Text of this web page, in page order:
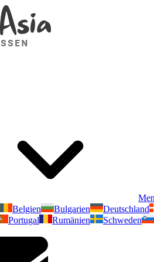
Belgien Bulgarien Deutschland
Portugal Rumänien Schweden